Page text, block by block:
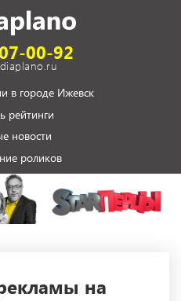
00-92
в городе Ижевск
рейтинги
новости
роликов
на